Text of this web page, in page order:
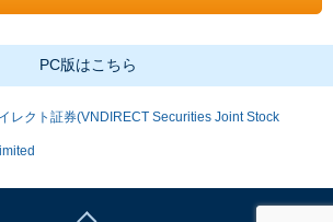
PC版はこちら
レクト証券(VNDIRECT Securities Joint Stock